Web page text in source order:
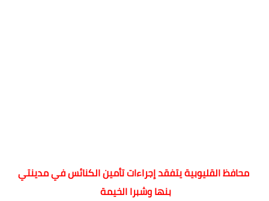
محافظ القليوبية يتفقد إجراءات تأمين الكنائس في مدينتي
بنها وشبرا الخيمة